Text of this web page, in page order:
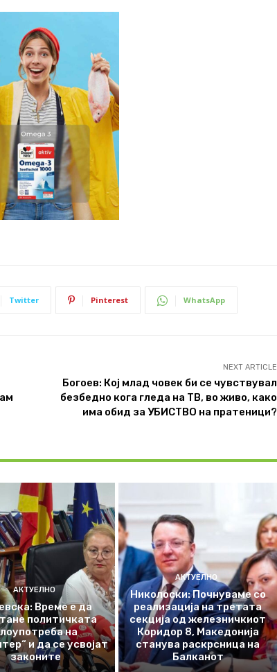
Twitter Pinterest WhatsApp
NEXT ARTICLE
Богоев: Кој млад човек би се чувствувал
безбедно кога гледа на ТВ, во живо, како
има обид за УБИСТВО на пратеници?
АКТУЕЛНО
Време е да
политичката
на
и да се усвојат
законите
АКТУЕЛНО
Николоски: Почнуваме со
реализација на третата
секција од железничкиот
Коридор 8, Македонија
станува раскрсница на
Балканот